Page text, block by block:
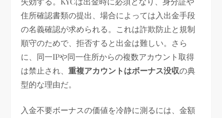
住所確認書類の提出、場合によっては入出金手段
の名義確認が求められる。これは詐欺防止と規制
順守のためで、拒否すると出金は難しい。さら
に、同一IPや同一住所からの複数アカウント取得
は禁止され、重複アカウントはボーナス没収の典
型的な理由だ。
入金不要ボーナスの価値を冷静に測るには、金額